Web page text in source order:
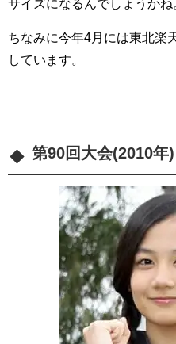
サイズになるんでしょうかね
ちなみに今年4月には東北楽
しています。
第90回大会(2010年)